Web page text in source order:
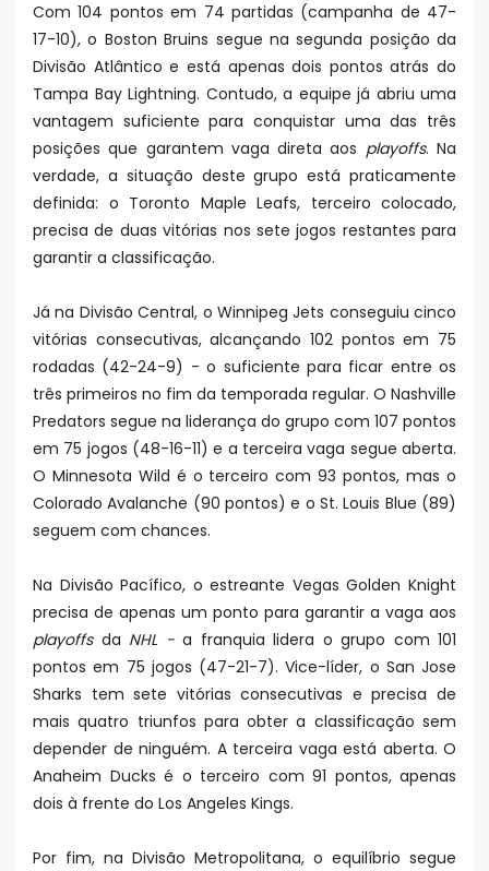
Com 104 pontos em 74 partidas (campanha de 47-
17-10), o Boston Bruins segue na segunda posição da
Divisão Atlântico e está apenas dois pontos atrás do
Tampa Bay Lightning. Contudo, a equipe já abriu uma
vantagem suficiente para conquistar uma das três
posições que garantem vaga direta aos playoffs. Na
verdade, a situação deste grupo está praticamente
definida: o Toronto Maple Leafs, terceiro colocado,
precisa de duas vitórias nos sete jogos restantes para
garantir a classificação.
Já na Divisão Central, o Winnipeg Jets conseguiu cinco
vitórias consecutivas, alcançando 102 pontos em 75
rodadas (42-24-9) - o suficiente para ficar entre os
três primeiros no fim da temporada regular. O Nashville
Predators segue na liderança do grupo com 107 pontos
em 75 jogos (48-16-11) e a terceira vaga segue aberta.
O Minnesota Wild é o terceiro com 93 pontos, mas o
Colorado Avalanche (90 pontos) e o St. Louis Blue (89)
seguem com chances.
Na Divisão Pacífico, o estreante Vegas Golden Knight
precisa de apenas um ponto para garantir a vaga aos
playoffsda NHL - a franquia lidera o grupo com 101
pontos em 75 jogos (47-21-7). Vice-líder, o San Jose
Sharks tem sete vitórias consecutivas e precisa de
mais quatro triunfos para obter a classificação sem
depender de ninguém. A terceira vaga está aberta. O
Anaheim Ducks é o terceiro com 91 pontos, apenas
dois à frente do Los Angeles Kings.
Por fim, na Divisão Metropolitana, o equilíbrio segue